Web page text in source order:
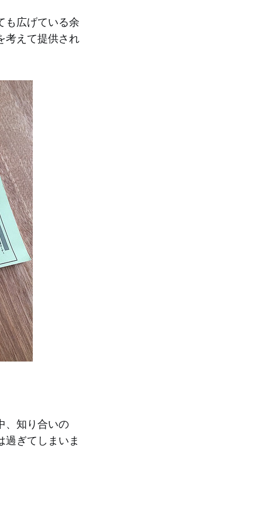
も広げている余
考えて提供され
、知り合いの
ぎてしまいま